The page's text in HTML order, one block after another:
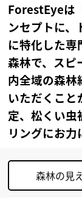
ForestEyeは
ンセプトに
に特化した
森林で、スピ
内全域の森林
いただくこ
定、松くい虫
リングにお力
森林の見